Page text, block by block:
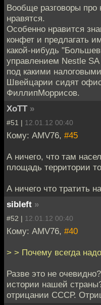
Вообще разговоры
нравятся.
Особенно нравится
конфет и предлагать
какой-нибудь
управлением Nestle
под какими
Швейцарии сидят
ФиллипМоррисов.
XoTT »
#51 | 12.01.12 00:40
Кому: AMV76, #45
А ничего, что там
площадь территории
А ничего что тратить
sibleft »
#52 | 12.01.12 00:40
Кому: AMV76, #40
> > Почему всегда
Разве это не
истории нашей
отрицании СССР.